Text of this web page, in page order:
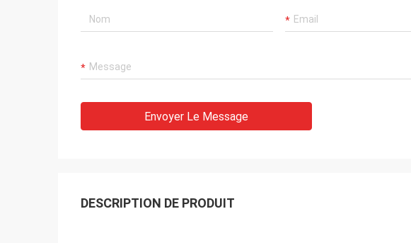
Envoyer Le Message
DESCRIPTION DE PRODUIT